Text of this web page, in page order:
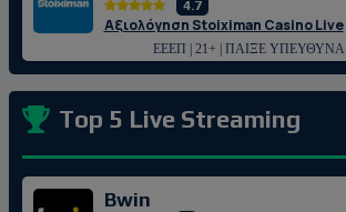
4.7
Αξιολόγηση Stoiximan Casino Live
ΕΕΕΠ | 21+ | ΠΑΙΞΕ ΥΠΕΥΘΥΝΑ
Top 5 Live Streaming
Bwin